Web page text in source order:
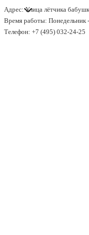
↓
Перейти
Адрес: Улица лётчика
Время работы: Понедельник
Телефон: +7 (495) 032-24-25